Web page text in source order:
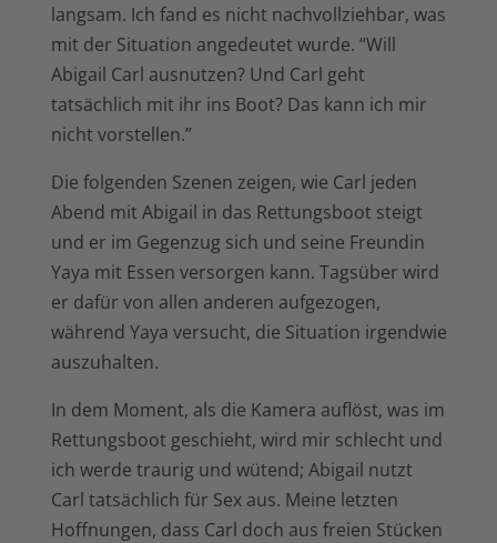
langsam. Ich fand es nicht nachvollziehbar, was
mit der Situation angedeutet wurde. “Will
Abigail Carl ausnutzen? Und Carl geht
tatsächlich mit ihr ins Boot? Das kann ich mir
nicht vorstellen.”
Die folgenden Szenen zeigen, wie Carl jeden
Abend mit Abigail in das Rettungsboot steigt
und er im Gegenzug sich und seine Freundin
Yaya mit Essen versorgen kann. Tagsüber wird
er dafür von allen anderen aufgezogen,
während Yaya versucht, die Situation irgendwie
auszuhalten.
In dem Moment, als die Kamera auflöst, was im
Rettungsboot geschieht, wird mir schlecht und
ich werde traurig und wütend; Abigail nutzt
Carl tatsächlich für Sex aus. Meine letzten
Hoffnungen, dass Carl doch aus freien Stücken